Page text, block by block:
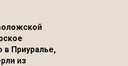
в Приуралье,
из